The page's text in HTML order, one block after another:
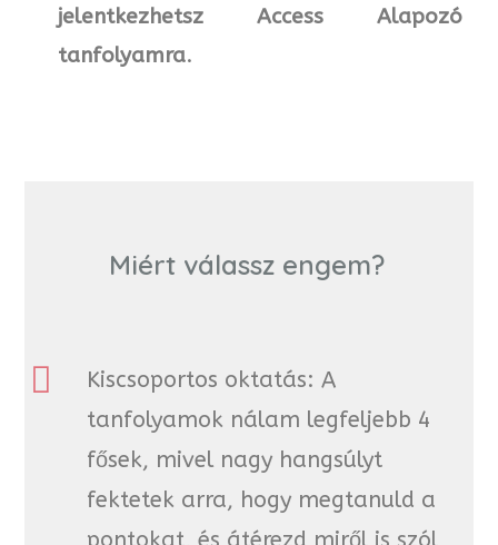
jelentkezhetsz Access Alapozó
tanfolyamra.
Miért válassz engem?
Kiscsoportos oktatás: A
tanfolyamok nálam legfeljebb 4
fősek, mivel nagy hangsúlyt
fektetek arra, hogy megtanuld a